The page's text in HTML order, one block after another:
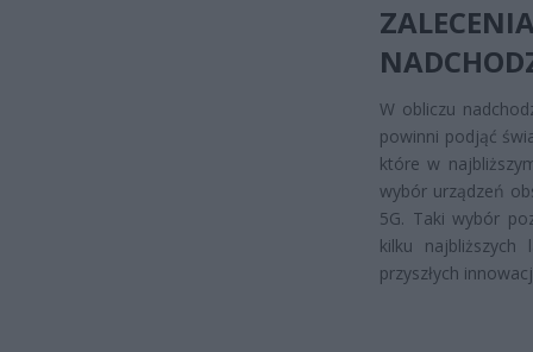
W obliczu
powinni podjąć
które w
wybór urządzeń
5G. Taki wybór
kilku
przyszłych